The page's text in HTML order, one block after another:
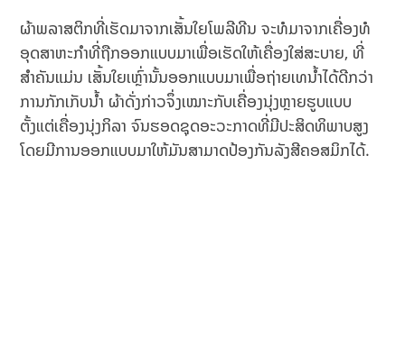
ຜ້າພລາສຕິກທີ່ເຮັດມາຈາກເສັ້ນໃຍໂພລີທີນ ຈະທໍມາຈາກເຄື່ອງທໍ
ອຸດສາຫະກຳທີ່ຖືກອອກແບບມາເພື່ອເຮັດໃຫ້ເຄື່ອງໃສ່ສະບາຍ,​ ທີ່
ສຳຄັນແມ່ນ ເສັ້ນໃຍເຫຼົ່ານັ້ນອອກແບບມາເພື່ອຖ່າຍເທນ້ຳໄດ້ດີກວ່າ
ການກັກເກັບນ້ຳ ຜ້າດັ່ງກ່າວຈຶ່ງເໝາະກັບເຄື່ອງນຸ່ງຫຼາຍຮູບແບບ
ຕັ້ງແຕ່ເຄື່ອງນຸ່ງກິລາ ຈົນຮອດຊຸດອະວະກາດທີ່ມີປະສິດທິພາບສູງ
ໂດຍມີການອອກແບບມາໃຫ້ມັນສາມາດປ້ອງກັນລັງສີຄອສມິກໄດ້.